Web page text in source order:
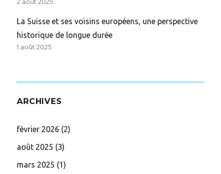
La Suisse et ses voisins européens, une perspective
historique de longue durée
1 août 2025
ARCHIVES
février 2026 (2)
août 2025 (3)
mars 2025 (1)